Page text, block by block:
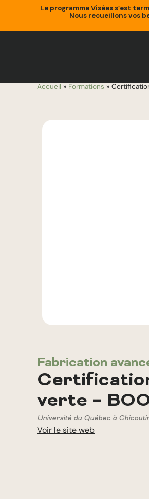
Le programme Visées s’est
Nous recueillons vos
Accueil » Formations »
Fabrication
verte –
Université du Québec à
Voir le site web